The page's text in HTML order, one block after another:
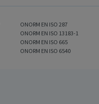
ONORM EN ISO 287
ONORM EN ISO 13183-1
ONORM EN ISO 665
ONORM EN ISO 6540